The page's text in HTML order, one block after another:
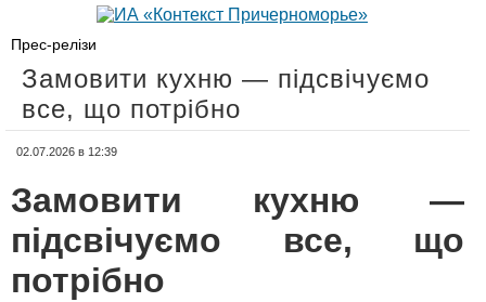
Прес-релізи
Замовити кухню — підсвічуємо
все, що потрібно
02.07.2026 в 12:39
Замовити кухню —
підсвічуємо все, що
потрібно